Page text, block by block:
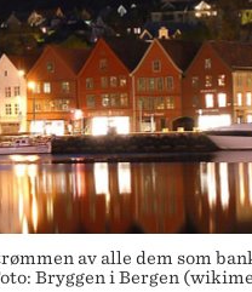
av alle dem som
Bryggen i Bergen